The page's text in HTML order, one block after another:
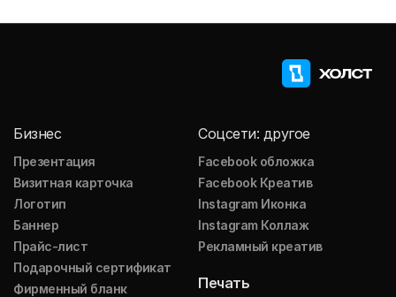
Бизнес
Презентация
Визитная карточка
Логотип
Баннер
Прайс-лист
Подарочный сертификат
Фирменный бланк
Соцсети: другое
Facebook обложка
Facebook Креатив
Instagram Иконка
Instagram Коллаж
Рекламный креатив
Печать